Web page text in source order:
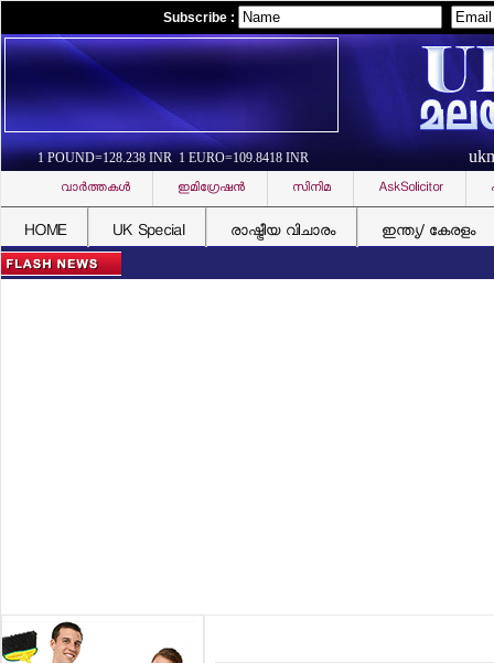
Subscribe :
1 POUND=128.238 INR 1 EURO=109.8418 INR
വാര്‍ത്തകള്‍ ഇമിഗ്രേഷന്‍ സിനിമ AskSolicitor
HOME UK Special രാഷ്ട്രീയ വിചാരം ഇന്ത്യ/ കേരളം